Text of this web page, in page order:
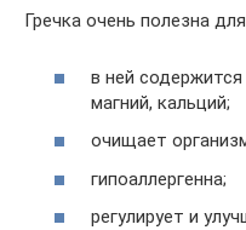
Гречка очень полезна
в ней
магний, кальций;
очищает
гипоаллергенна;
регулирует и